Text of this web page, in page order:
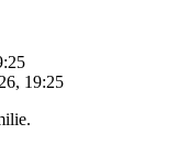
19:25